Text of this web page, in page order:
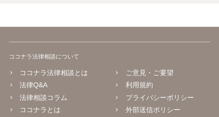
ココナラ法律相談について
ココナラ法律相談とは
法律Q&A
法律相談コラム
ココナラとは
ご意見・ご要望
利用規約
プライバシーポリシー
外部送信ポリシー